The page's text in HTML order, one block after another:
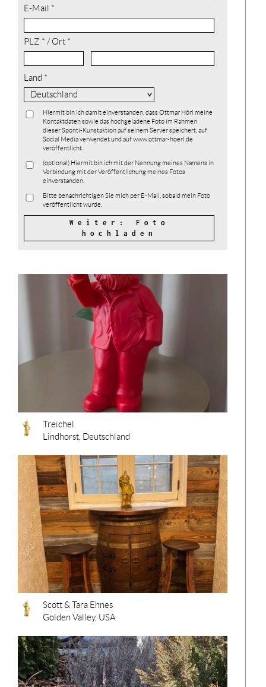
E-Mail *
PLZ * / Ort *
Land *
Hiermit bin ich damit einverstanden, dass Ottmar Hörl meine
Kontaktdaten sowie das hochgeladene Foto im Rahmen
dieser Sponti-Kunstaktion auf seinem Server speichert, auf
Social Media verwendet und auf www.ottmar-hoerl.de
veröffentlicht.
(optional) Hiermit bin ich mit der Nennung meines Namens in
Verbindung mit der Veröffentlichung meines Fotos
einverstanden.
Bitte benachrichtigen Sie mich per E-Mail, sobald mein Foto
veröffentlicht wurde.
Weiter: Foto
hochladen
Treichel
Lindhorst, Deutschland
Scott & Tara Ehnes
Golden Valley, USA